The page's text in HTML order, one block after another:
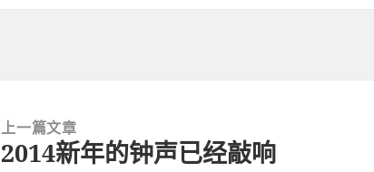
上一篇文章
上
2014新年的钟声已经敲响